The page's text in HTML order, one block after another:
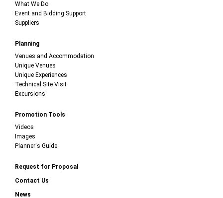
What We Do
Event and Bidding Support
Suppliers
Planning
Venues and Accommodation
Unique Venues
Unique Experiences
Technical Site Visit
Excursions
Promotion Tools
Videos
Images
Planner's Guide
Request for Proposal
Contact Us
News